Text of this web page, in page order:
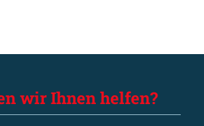
wir Ihnen helfen?